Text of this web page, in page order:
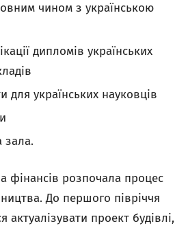
чином з українською
дипломів українських
для українських науковців
зала.
фінансів розпочала процес
До першого півріччя
актуалізувати проект будівлі,